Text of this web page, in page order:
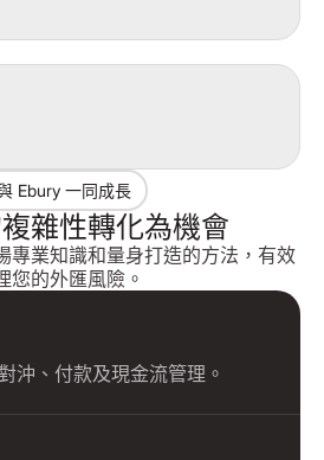
Ebury 一同成長
雜性轉化為機會
專業知識和量身打造的方法，有效
您的外匯風險。
沖、付款及現金流管理。